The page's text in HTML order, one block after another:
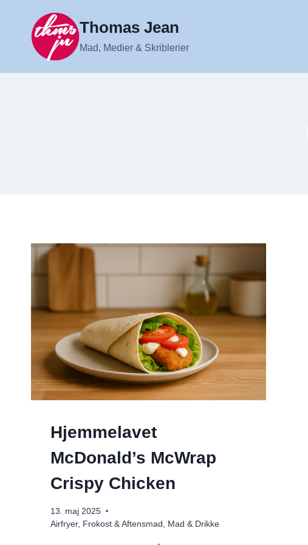
indhold
Thomas Jean
Mad, Medier & Skriblerier
Hjemmelavet
McDonald’s McWrap
Crispy Chicken
13. maj 2025
Airfryer, Frokost & Aftensmad Mad & Drikke